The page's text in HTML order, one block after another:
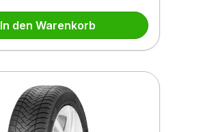
In den Warenkorb